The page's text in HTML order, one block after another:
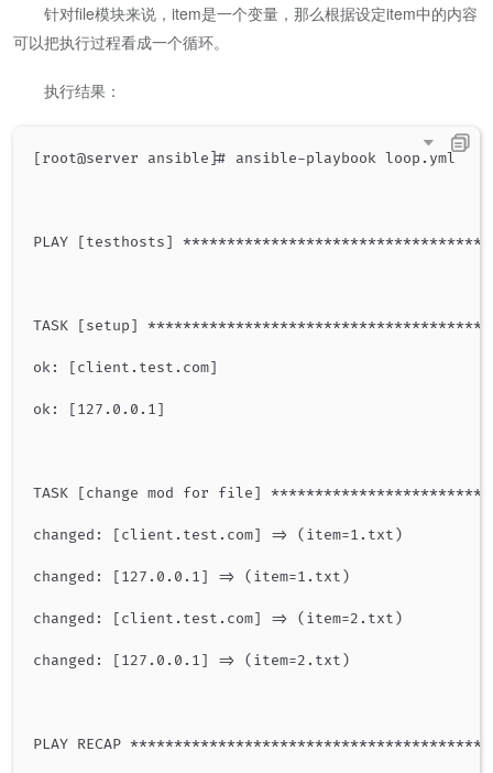
​ ​ 针对file模块来说，item是一个变量，那么根据设定item中的内容
可以把执行过程看成一个循环。
​ ​ 执行结果：
[root@server ansible]# ansible-playbook loop.yml
PLAY [testhosts]
TASK [setup]
ok: [client.test.com]
ok: [127.0.0.1]
TASK [change mod for file]
changed: [client.test.com] => (item=1.txt)
changed: [127.0.0.1] => (item=1.txt)
changed: [client.test.com] => (item=2.txt)
changed: [127.0.0.1] => (item=2.txt)
PLAY RECAP